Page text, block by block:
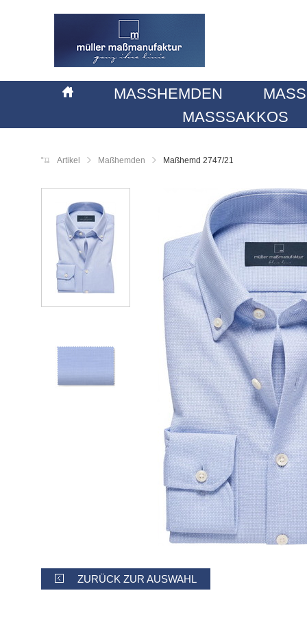
MASSHEMDEN
MASSSAKKOS
Artikel Maßhemden Maßhemd 2747/21
ZURÜCK ZUR AUSWAHL